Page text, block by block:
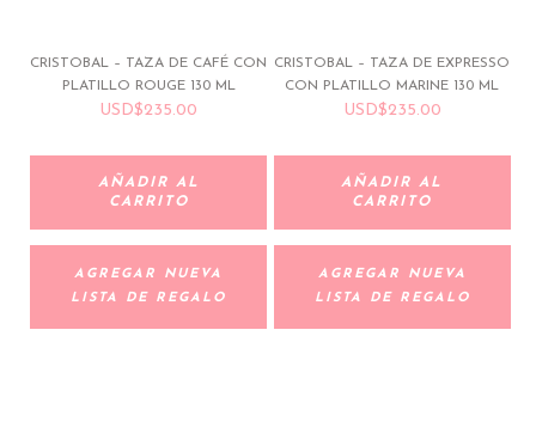
CRISTOBAL – TAZA DE CAFÉ CON
PLATILLO ROUGE 130 ML
USD$235.00
AÑADIR AL
CARRITO
AGREGAR NUEVA
LISTA DE REGALO
CRISTOBAL – TAZA DE EXPRESSO
CON PLATILLO MARINE 130 ML
USD$235.00
AÑADIR AL
CARRITO
AGREGAR NUEVA
LISTA DE REGALO